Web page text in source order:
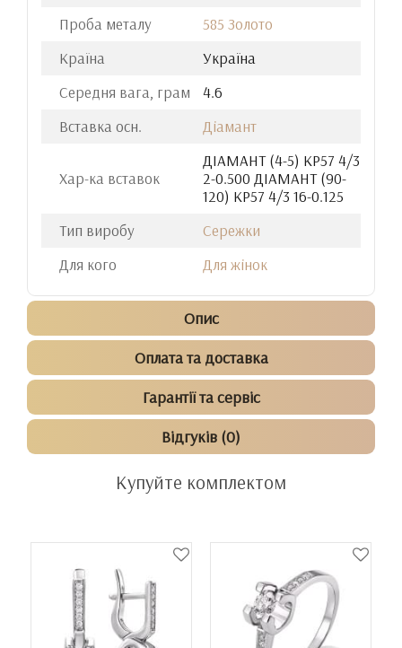
Проба металу
585 Золото
Країна
Україна
Середня вага, грам
4.6
Вставка осн.
Діамант
Хар-ка вставок
ДIАМАНТ (4-5) КР57 4/3
2-0.500 ДIАМАНТ (90-
120) КР57 4/3 16-0.125
Тип виробу
Сережки
Для кого
Для жінок
Опис
Оплата та доставка
Гарантії та сервіс
Відгуків (0)
Купуйте комплектом